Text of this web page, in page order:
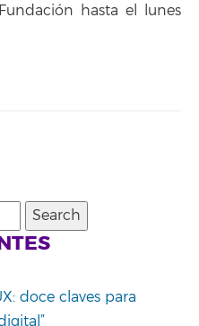
hasta el lunes
doce claves para